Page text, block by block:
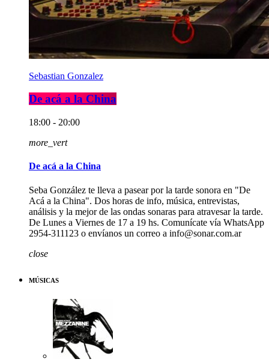
Sebastian Gonzalez
De acá a la China
18:00 - 20:00
more_vert
De acá a la China
Seba González te lleva a pasear por la tarde sonora en "De
Acá a la China". Dos horas de info, música, entrevistas,
análisis y la mejor de las ondas sonaras para atravesar la tarde.
De Lunes a Viernes de 17 a 19 hs. Comunícate vía WhatsApp
2954-311123 o envíanos un correo a info@sonar.com.ar
close
MÚSICAS